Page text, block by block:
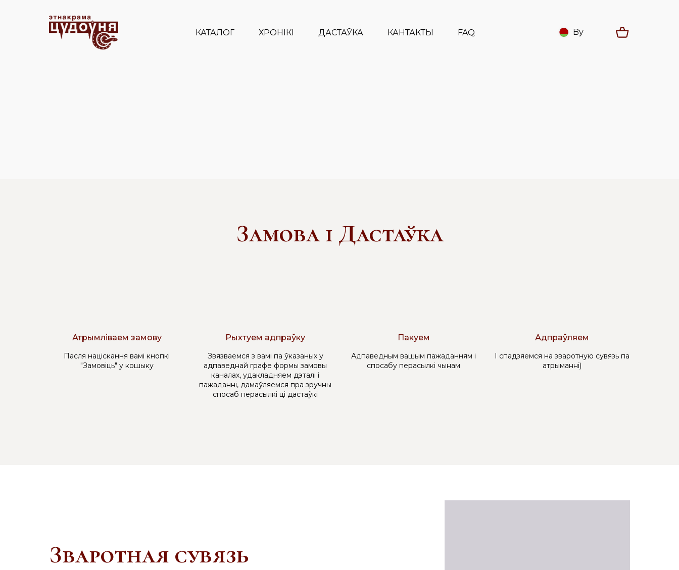
КАТАЛОГ ХРОНІКІ ДАСТАЎКА КАНТАКТЫ FAQ By
Замова і Дастаўка
Атрымліваем замову
Пасля націскання вамі кнопкі
"Замовіць" у кошыку
Рыхтуем адпраўку
Звязваемся з вамі па ўказаных у
адпаведнай графе формы замовы
каналах, удакладняем дэталі і
пажаданні, дамаўляемся пра зручны
спосаб перасылкі ці дастаўкі
Пакуем
Адпаведным вашым пажаданням і
спосабу перасылкі чынам
Адпраўляем
І спадзяемся на зваротную сувязь па
атрыманні)
Зваротная сувязь